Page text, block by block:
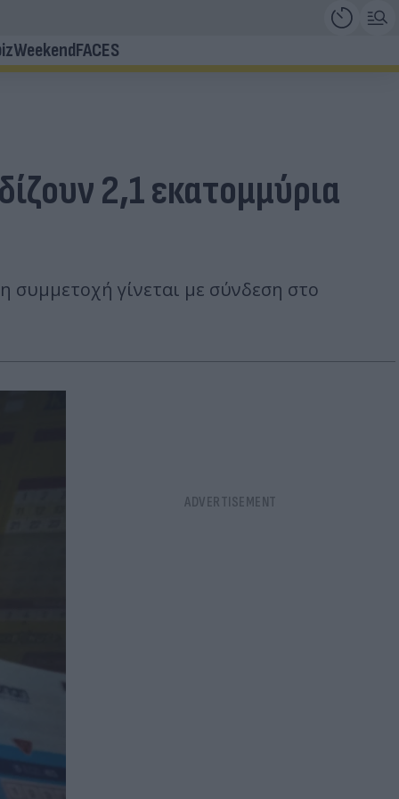
WeekendFACES
2,1 εκατομμύρια
συμμετοχή γίνεται με σύνδεση στο